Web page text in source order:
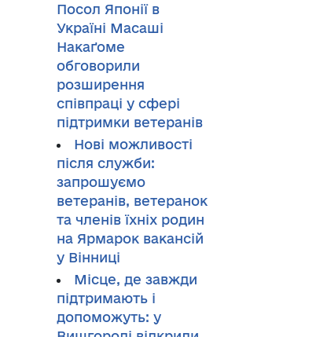
Посол Японії в
Україні Масаші
Накаґоме
обговорили
розширення
співпраці у сфері
підтримки ветеранів
Нові можливості
після служби:
запрошуємо
ветеранів, ветеранок
та членів їхніх родин
на Ярмарок вакансій
у Вінниці
Місце, де завжди
підтримають і
допоможуть: у